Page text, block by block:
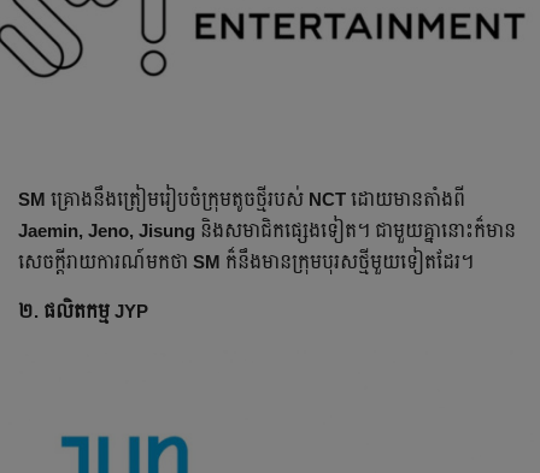
SM គ្រោង​នឹងត្រៀមរៀបចំក្រុមតូច​ថ្មី​រ​បស់ NCT ដោយមាន​តាំងពី
Jaemin, Jeno, Jisung និងសមាជិកផ្សេងទៀត។ ជាមួយគ្នានោះ​ក៏មាន​
សេចក្ដីរាយការណ៍មកថា​ SM ក៏នឹង​មាន​ក្រុម​បុរសថ្មីមួយទៀតដែរ។
២. ផលិតកម្ម JYP